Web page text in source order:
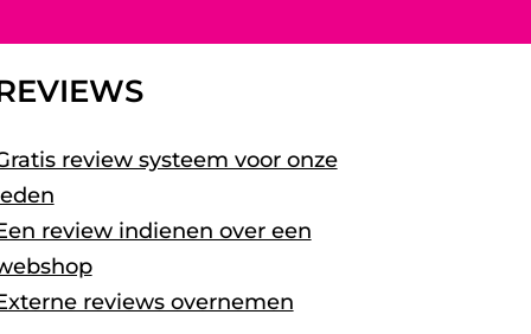
review systeem voor onze
review indienen over een
reviews overnemen